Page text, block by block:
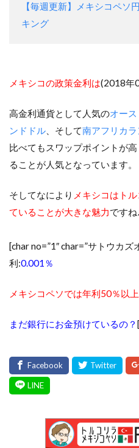
【毎週更新】メキシコペソ
キング
メキシコの政策金利は(2018年
高金利通貨として人気のオー
ンドドル 、そして南アフリカラ
比べてもスワップポイントが
ることが人気となっています。
そしてなにより メキシコはト
ていることが大きな魅力ですね
[char no=”1″ char=”サトウカズ
利:0.001％
メキシコペソでは年利50％以上
まだ銀行にお金預けているの？